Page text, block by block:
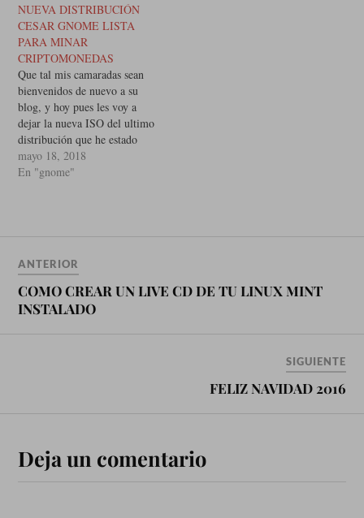
Cinnamon es la versión donde
se ha detectado este ataque.
Clement Lefebvre lider del
proyecto informa que solo…
NUEVA DISTRIBUCIÓN
CESAR GNOME LISTA
PARA MINAR
CRIPTOMONEDAS
Que tal mis camaradas sean
bienvenidos de nuevo a su
blog, y hoy pues les voy a
dejar la nueva ISO del ultimo
distribución que he estado
usando, en realidad es Linux
Mint 18.3 pero ya modificado
mayo 18, 2018
En "gnome"
ANTERIOR
COMO CREAR UN LIVE CD DE TU LINUX MINT
INSTALADO
SIGUIENTE
FELIZ NAVIDAD 2016
Deja un comentario